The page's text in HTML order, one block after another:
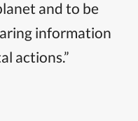
and to be
information
actions.”